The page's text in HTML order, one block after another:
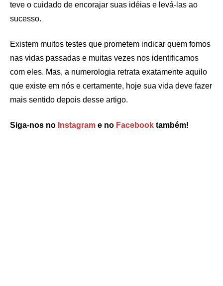
teve o cuidado de encorajar suas idéias e levá-las ao
sucesso.
Existem muitos testes que prometem indicar quem fomos
nas vidas passadas e muitas vezes nos identificamos
com eles. Mas, a numerologia retrata exatamente aquilo
que existe em nós e certamente, hoje sua vida deve fazer
mais sentido depois desse artigo.
Siga-nos no Instagram e no Facebook também!